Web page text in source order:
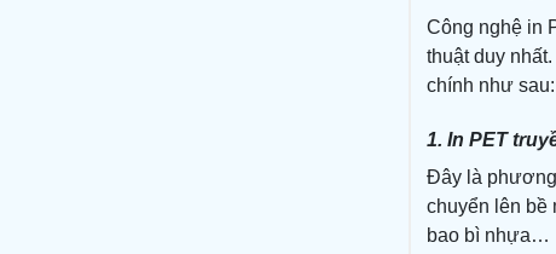
Công nghệ in
thuật duy
chính như sau:
1. In PET
Đây là
chuyển lên bề
bao bì nhựa…